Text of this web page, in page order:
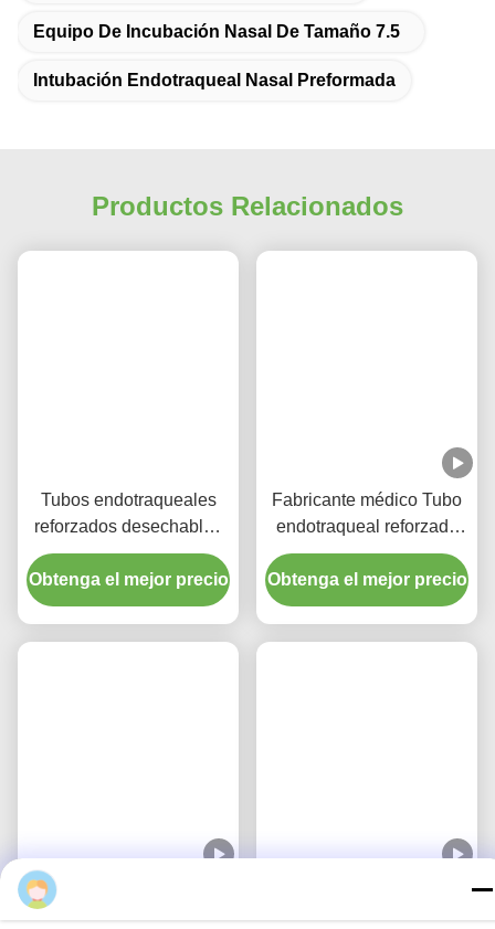
Equipo De Incubación Nasal De Tamaño 7.5
Intubación Endotraqueal Nasal Preformada
Productos Relacionados
Tubos endotraqueales
reforzados desechables
con puerto de succión
para la prevención de
VAP
Obtenga el mejor precio
Fabricante médico Tubo
endotraqueal reforzado
desechable libre de
DEHP
Obtenga el mejor precio
Tubo endotraqueal
desechable con puerto de
médico estéril para todos